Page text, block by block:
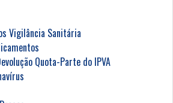
Vigilância Sanitária
Quota-Parte do IPVA